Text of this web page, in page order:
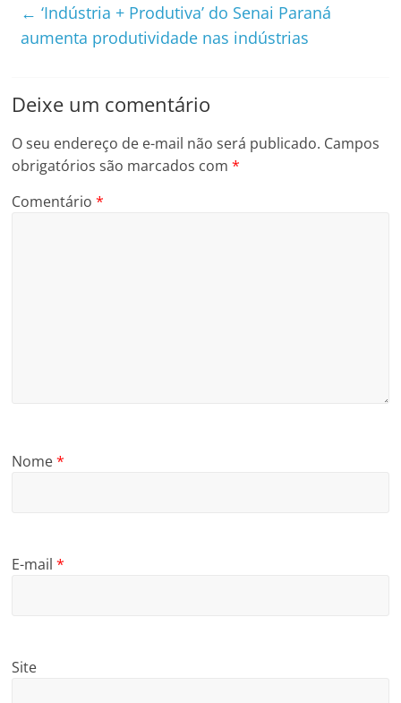
← ‘Indústria + Produtiva’ do Senai Paraná
aumenta produtividade nas indústrias
Deixe um comentário
O seu endereço de e-mail não será publicado. Campos
obrigatórios são marcados com*
Comentário*
Nome*
E-mail*
Site